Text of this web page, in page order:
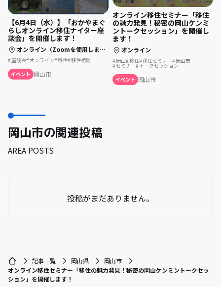
【6月4日（水）】「おかやまぐ
らしオンライン移住ナイター座
談会」を開催します！
オンライン（Zoomを使用します）
座談会 オンライン 移住 移住相談
イベント 岡山市
オンライン移住セミナー「移住
の魅力発見！秘密の岡山ケンミ
ントークセッション」を開催し
ます！
オンライン
岡山 移住 移住セミナー 岡山市
セミナー
トークセッション
イベント 岡山市
岡山市の関連投稿
AREA POSTS
投稿がまだありません。
記事一覧 岡山県
岡山市
オンライン移住セミナー「移住の魅力発見！秘密の岡山ケンミントークセッ
ション」を開催します！